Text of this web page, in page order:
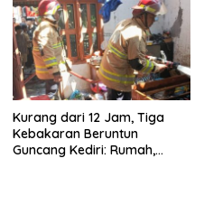
Kurang dari 12 Jam, Tiga
Kebakaran Beruntun
Guncang Kediri: Rumah,